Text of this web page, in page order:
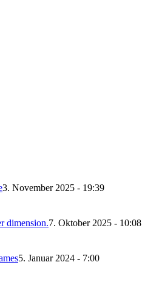
3. November 2025 - 19:39
dimension.7. Oktober 2025 - 10:08
5. Januar 2024 - 7:00